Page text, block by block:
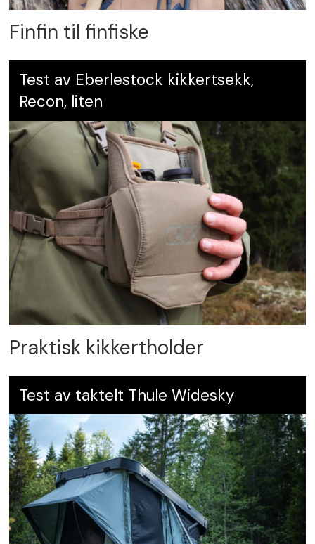
Finfin til finfiske
Test av Eberlestock kikkertsekk,
Recon, liten
Praktisk kikkertholder
Test av taktelt Thule Widesky